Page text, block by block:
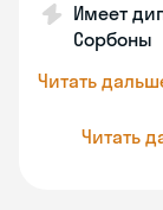
Имеет
Сорбоны
Читать
Читать